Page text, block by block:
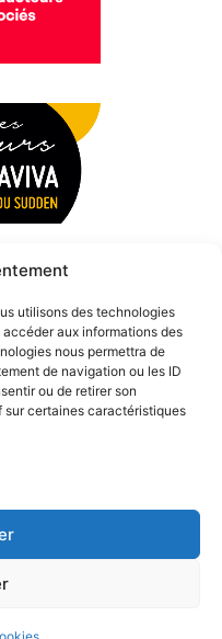
utilisons des technologies
aux informations des
nous permettra de
de navigation ou les ID
ou de retirer son
certaines caractéristiques
| Tous droits réservés.